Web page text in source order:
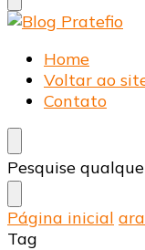
Blog Pratefio
Arames e Telas
Home
Voltar ao
Contato
Procurando
algo?
Pesquise
Página inicial
Tag